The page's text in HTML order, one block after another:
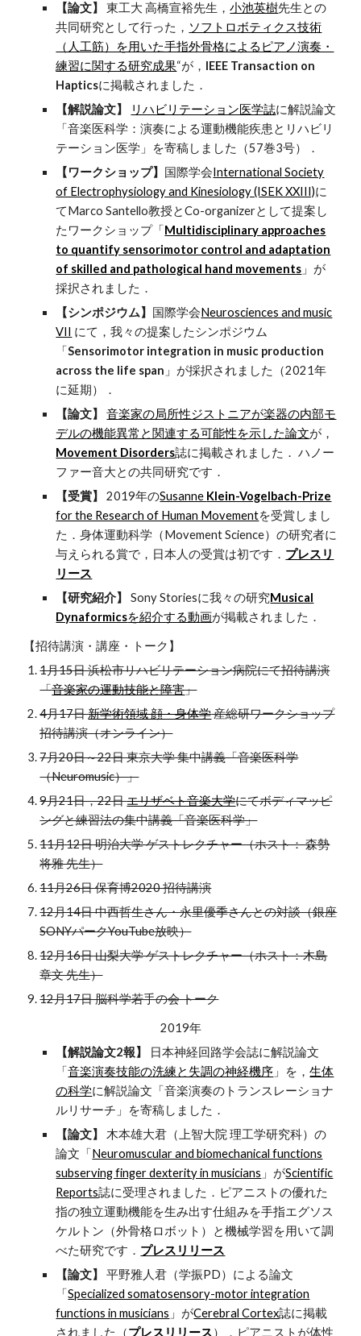
【論文】東工大 高橋宣裕先生，小池英樹先生との
共同研究として行った， ソフトロボティクス技術
（人工筋）を用いた手指外骨格によるピアノ演奏・
練習に関する研究成果“が， IEEE Transaction on
Hapticsに掲載されました．
【解説論文】
リハビリテーション医学誌に解説論文
「音楽医科学：演奏による運動機能疾患とリハビリ
テーション医学」を寄稿しました（57巻3号）．
【ワークショップ】 国際学会International Society
of Electrophysiology and Kinesiology (ISEK XXIII)に
てMarco Santello教授とCo-organizerとして提案し
たワークショップ「Multidisciplinary approaches
to quantify sensorimotor control and adaptation
of skilled and pathological hand movements 」が
採択されました．
【シンポジウム】 国際学会Neurosciences and music
VII にて，我々の提案したシンポジウム
「Sensorimotor integration in music production
across the life span 」が採択されました（2021年
に延期）．
【論文】音楽家の局所性ジストニアが楽器の内部モ
デルの機能異常と関連する可能性を示した論文が，
Movement Disorders誌に掲載されました． ハノー
ファー音大との共同研究です．
【受賞】2019年のSusanne Klein-Vogelbach-Prize
for the Research of Human Movementを受賞しまし
た．身体運動科学（Movement Science）の研究者に
与えられる賞で，日本人の受賞は初です． プレスリ
リース
【研究紹介】Sony Storiesに我々の研究Musical
Dynaformicsを紹介する動画が掲載されました．
【招待講演・講座・トーク】
1月15日 浜松市リハビリテーション病院にて招待講演
「音楽家の運動技能と障害」
4月17日新学術領域 顔・身体学産総研ワークショップ
招待講演（オンライン）
7月20日～22日 東京大学 集中講義「音楽医科学
（Neuromusic）」
9月21日，22日エリザベト音楽大学にてボディマッピ
ングと練習法の集中講義「音楽医科学」
11月12日 明治大学 ゲストレクチャー（ホスト： 森勢
将雅 先生）
11月26日 保育博2020 招待講演
12月14日 中西哲生さん・永里優季さんとの対談（銀座
SONYパークYouTube放映）
12月16日 山梨大学 ゲストレクチャー（ホスト：木島
章文 先生）
12月17日 脳科学若手の会 トーク
2019年
【解説論文2報】 日本神経回路学会誌に解説論文
「音楽演奏技能の洗練と失調の神経機序 」を，生体
の科学に解説論文「音楽演奏のトランスレーショナ
ルリサーチ」を寄稿しました．
【論文】 木本雄大君（上智大院 理工学研究科）の
論文「Neuromuscular and biomechanical functions
subserving finger dexterity in musicians 」がScientific
Reports誌に受理されました．ピアニストの優れた
指の独立運動機能を生み出す仕組みを手指エグソス
ケルトン（外骨格ロボット）と機械学習を用いて調
べた研究です． プレスリリース
【論文】平野雅人君（学振PD）による論文
「Specialized somatosensory-motor integration
functions in musicians 」がCerebral Cortex誌に掲載
されました（プレスリリース）．ピアニストが体性